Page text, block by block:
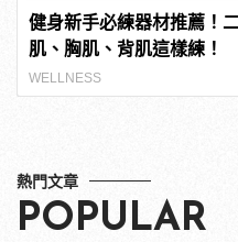
健身新手必練器材推薦！
肌、胸肌、背肌這樣練！
WELLNESS
熱門文章
POPULAR